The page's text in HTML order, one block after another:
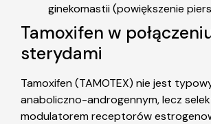
ginekomastii (powiększenie
Tamoxifen w
sterydami
Tamoxifen (TAMOTEX) nie jest
anaboliczno-androgennym, lecz
modulatorem receptorów